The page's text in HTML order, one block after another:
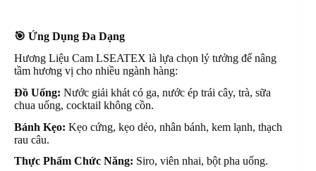
🎯 Ứng Dụng Đa Dạng
Hương Liệu Cam LSEATEX là lựa chọn lý tưởng để nâng
tầm hương vị cho nhiều ngành hàng:
Đồ Uống: Nước giải khát có ga, nước ép trái cây, trà, sữa
chua uống, cocktail không cồn.
Bánh Kẹo: Kẹo cứng, kẹo dẻo, nhân bánh, kem lạnh, thạch
rau câu.
Thực Phẩm Chức Năng: Siro, viên nhai, bột pha uống.